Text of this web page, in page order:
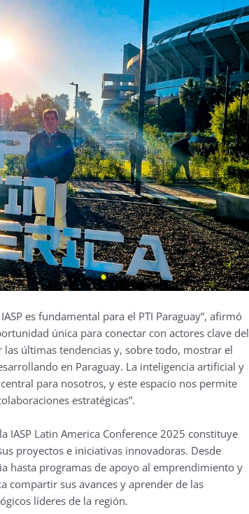
es fundamental para el PTI Paraguay”, afirmó
única para conectar con actores clave del
últimas tendencias y, sobre todo, mostrar el
en Paraguay. La inteligencia artificial y
para nosotros, y este espacio nos permite
estratégicas”.
IASP Latin America Conference 2025 constituye
proyectos e iniciativas innovadoras. Desde
hasta programas de apoyo al emprendimiento y
compartir sus avances y aprender de las
líderes de la región.